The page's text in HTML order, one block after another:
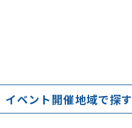
イベント開催地域で探す